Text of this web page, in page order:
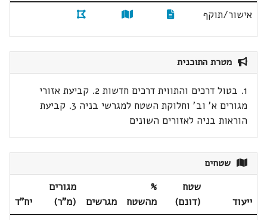
אישור/תוקף
מטרת התוכנית
1. בטול דרכים והתווית דרכים חדשות 2. קביעת אזורי
מגורים א' וב' וחלוקת השטח למגרשי בניה 3. קביעת
הוראות בניה לאזורים השונים
שטחים
ייעוד
שטח
(דונם)
%
מהשטח
מגרשים
מגורים
(מ"ר)
יח"ד